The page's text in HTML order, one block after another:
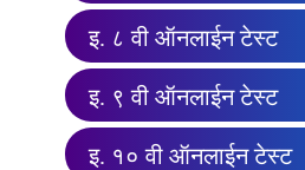
इ. ८ वी ऑनलाईन टेस्ट
इ. ९ वी ऑनलाईन टेस्ट
इ. १० वी ऑनलाईन टेस्ट